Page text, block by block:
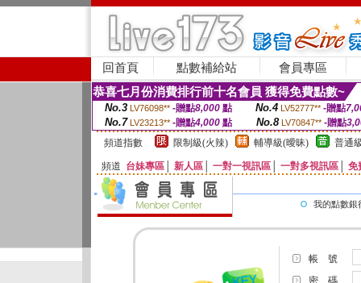
回首頁 點數補給站 會員專區
恭喜七月份消費排行前十名會員 獲得免費點數~
No.3 LV76098** -贈點8,000點 No.4 LV52777** -贈點
No.7 LV23213** -贈點4,000 點 No.8 LV70847** -贈點
頻道指數
限制級(火辣) 輔導級(曖昧) 普通
頻道 台妹專區 新人區 一對一視訊區 一對多視訊區 免
我的點數銀
帳 號
密 碼